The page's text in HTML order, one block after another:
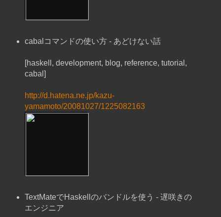
cabalコマンドの使い方 - あどけない話
[haskell, development, blog, reference, tutorial,
cabal]
http://d.hatena.ne.jp/kazu-
yamamoto/20081027/1225082163
TextMateでHaskellのバンドルを使う - 遅咲きの
エンジニア